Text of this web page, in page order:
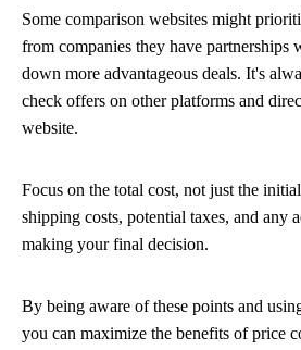
Some comparison websites might
from companies they have partnerships
down more advantageous deals. It's
check offers on other platforms and
website.
Focus on the total cost, not just the
shipping costs, potential taxes, and any
making your final decision.
By being aware of these points and
you can maximize the benefits of price